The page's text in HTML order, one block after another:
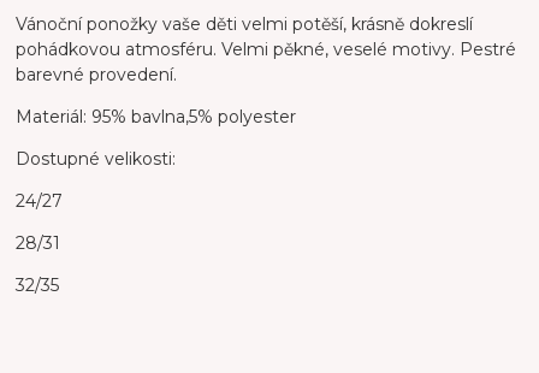
Vánoční ponožky vaše děti velmi potěší, krásně dokreslí
pohádkovou atmosféru. Velmi pěkné, veselé motivy. Pestré
barevné provedení.
Materiál: 95% bavlna,5% polyester
Dostupné velikosti:
24/27
28/31
32/35